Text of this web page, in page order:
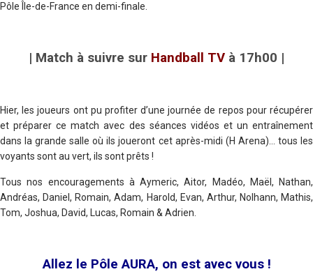
Pôle Île-de-France en demi-finale.
| Match à suivre sur Handball TV à 17h00 |
Hier, les joueurs ont pu profiter d’une journée de repos pour récupérer
et préparer ce match avec des séances vidéos et un entraînement
dans la grande salle où ils joueront cet après-midi (H Arena)… tous les
voyants sont au vert, ils sont prêts !
Tous nos encouragements à Aymeric, Aitor, Madéo, Maël, Nathan,
Andréas, Daniel, Romain, Adam, Harold, Evan, Arthur, Nolhann, Mathis,
Tom, Joshua, David, Lucas, Romain & Adrien.
Allez le Pôle AURA, on est avec vous !